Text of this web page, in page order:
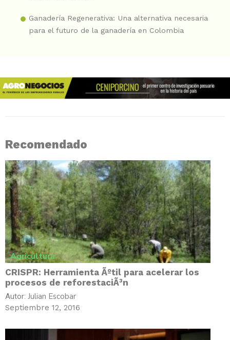
Ganadería Regenerativa: Una alternativa necesaria
para el futuro de la ganadería en Colombia
Recomendado
Agricultura
CRISPR: Herramienta Ãºtil para acelerar los
procesos de reforestaciÃ³n
Autor: Julian Escobar
Septiembre 12, 2016